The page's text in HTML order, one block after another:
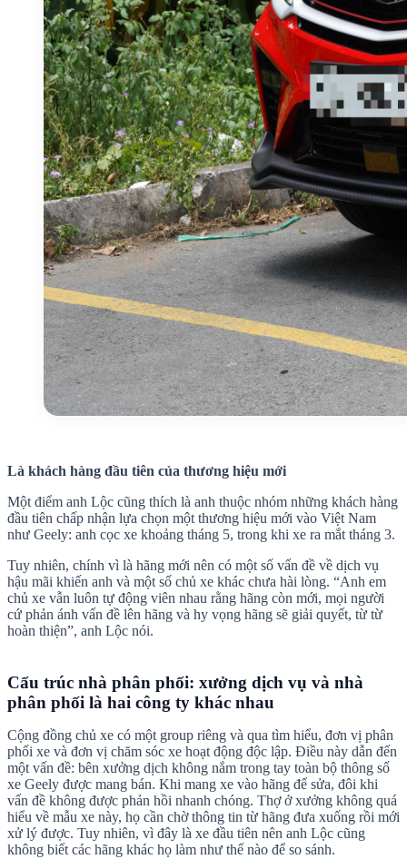
Là khách hàng đầu tiên của thương hiệu mới
Một điểm anh Lộc cũng thích là anh thuộc nhóm những khách hàng
đầu tiên chấp nhận lựa chọn một thương hiệu mới vào Việt Nam
như Geely: anh cọc xe khoảng tháng 5, trong khi xe ra mắt tháng 3.
Tuy nhiên, chính vì là hãng mới nên có một số vấn đề về dịch vụ
hậu mãi khiến anh và một số chủ xe khác chưa hài lòng. “Anh em
chủ xe vẫn luôn tự động viên nhau rằng hãng còn mới, mọi người
cứ phản ánh vấn đề lên hãng và hy vọng hãng sẽ giải quyết, từ từ
hoàn thiện”, anh Lộc nói.
Cấu trúc nhà phân phối: xưởng dịch vụ và nhà
phân phối là hai công ty khác nhau
Cộng đồng chủ xe có một group riêng và qua tìm hiểu, đơn vị phân
phối xe và đơn vị chăm sóc xe hoạt động độc lập. Điều này dẫn đến
một vấn đề: bên xưởng dịch không nắm trong tay toàn bộ thông số
xe Geely được mang bán. Khi mang xe vào hãng để sửa, đôi khi
vấn đề không được phản hồi nhanh chóng. Thợ ở xưởng không quá
hiểu về mẫu xe này, họ cần chờ thông tin từ hãng đưa xuống rồi mới
xử lý được. Tuy nhiên, vì đây là xe đầu tiên nên anh Lộc cũng
không biết các hãng khác họ làm như thế nào để so sánh.